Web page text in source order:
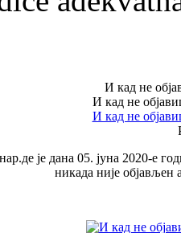
И кад не
И кад не
И кад не
је дана 05. јуна 2020-е
никада није